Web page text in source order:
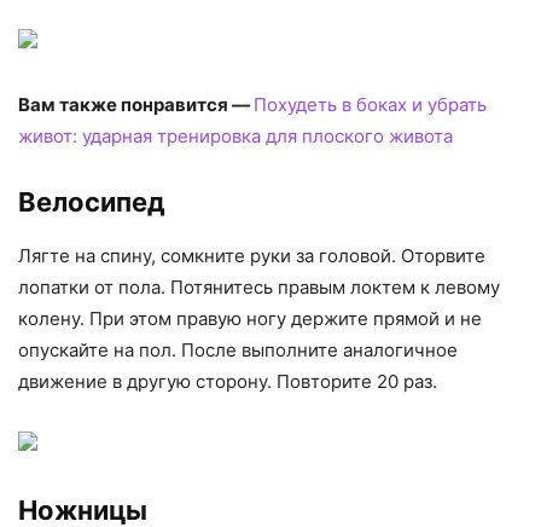
Вам также понравится — Похудеть в боках и убрать
живот: ударная тренировка для плоского живота
Велосипед
Лягте на спину, сомкните руки за головой. Оторвите
лопатки от пола. Потянитесь правым локтем к левому
колену. При этом правую ногу держите прямой и не
опускайте на пол. После выполните аналогичное
движение в другую сторону. Повторите 20 раз.
Ножницы